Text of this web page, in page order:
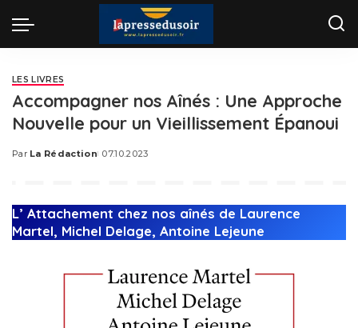
LES LIVRES
Accompagner nos Aînés : Une Approche
Nouvelle pour un Vieillissement Épanoui
Posted
Par La Rédaction 07.10.2023
L’ Attachement chez nos aînés de Laurence
Martel, Michel Delage, Antoine Lejeune